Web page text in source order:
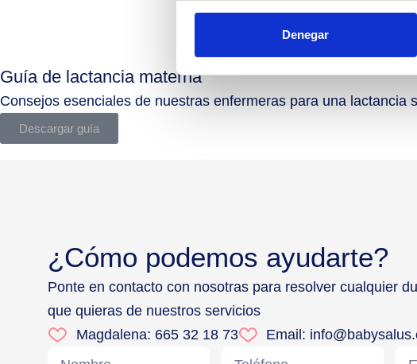
Denegar
Guía de lactancia materna
Consejos esenciales de nuestras enfermeras para una lactancia
Descargar guía
¿Cómo podemos ayudarte?
Ponte en contacto con nosotras para resolver cualquier
que quieras de nuestros servicios
Magdalena: 665 32 18 73
Email: